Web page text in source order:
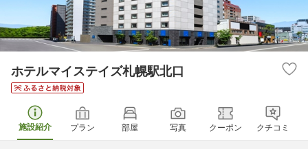
ホテルマイステイズ札幌駅北口
施設紹介 プラン 部屋 写真 クーポン クチコミ